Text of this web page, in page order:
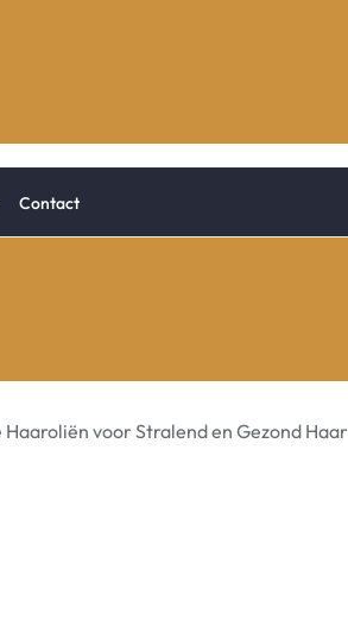
Contact
Haaroliën voor Stralend en Gezond Haar